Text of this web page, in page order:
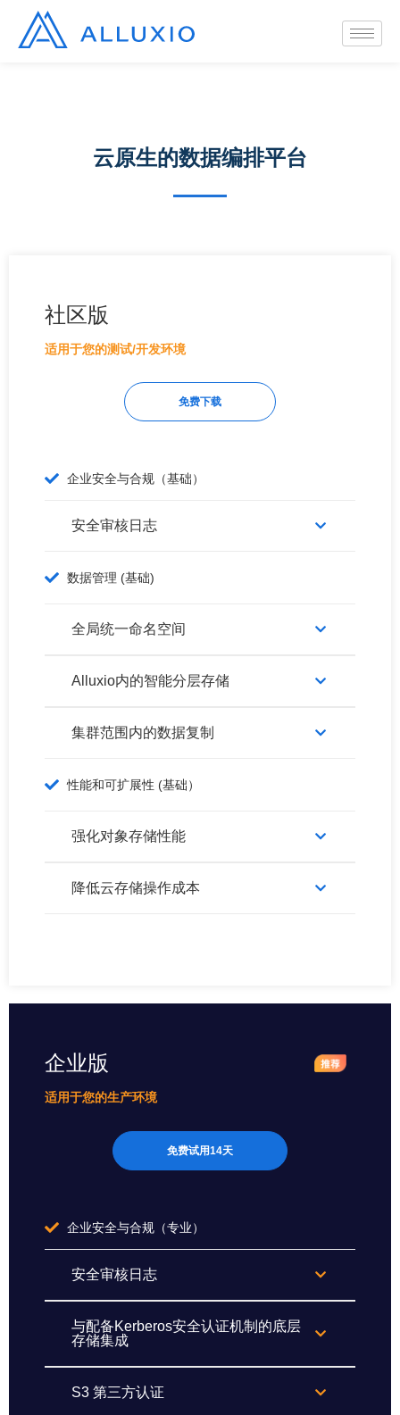
云原生的数据编排平台
社区版
适用于您的测试/开发环境
免费下载
企业安全与合规（基础）
安全审核日志
数据管理 (基础)
全局统一命名空间
Alluxio内的智能分层存储
集群范围内的数据复制
性能和可扩展性 (基础）
强化对象存储性能
降低云存储操作成本
企业版
适用于您的生产环境
免费试用14天
企业安全与合规（专业）
安全审核日志
与配备Kerberos安全认证机制的底层
存储集成
S3 第三方认证